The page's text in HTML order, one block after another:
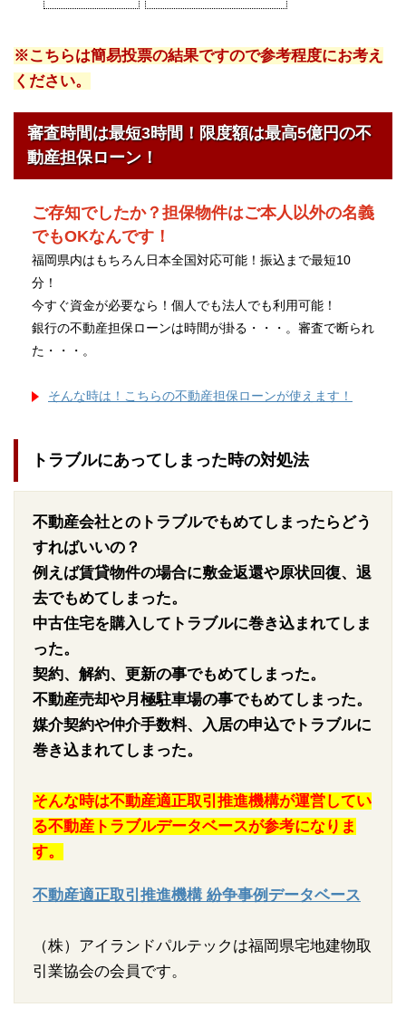
※こちらは簡易投票の結果ですので参考程度にお考え
ください。
審査時間は最短3時間！限度額は最高5億円の不
動産担保ローン！
ご存知でしたか？担保物件はご本人以外の名義
でもOKなんです！
福岡県内はもちろん日本全国対応可能！振込まで最短10
分！
今すぐ資金が必要なら！個人でも法人でも利用可能！
銀行の不動産担保ローンは時間が掛る・・・。審査で断られ
た・・・。
そんな時は！こちらの不動産担保ローンが使えます！
トラブルにあってしまった時の対処法
不動産会社とのトラブルでもめてしまったらどう
すればいいの？
例えば賃貸物件の場合に敷金返還や原状回復、退
去でもめてしまった。
中古住宅を購入してトラブルに巻き込まれてしま
った。
契約、解約、更新の事でもめてしまった。
不動産売却や月極駐車場の事でもめてしまった。
媒介契約や仲介手数料、入居の申込でトラブルに
巻き込まれてしまった。
そんな時は不動産適正取引推進機構が運営してい
る不動産トラブルデータベースが参考になりま
す。
不動産適正取引推進機構 紛争事例データベース
（株）アイランドパルテックは福岡県宅地建物取
引業協会の会員です。